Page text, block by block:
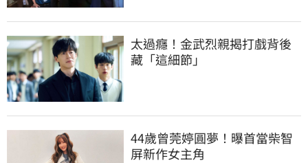
太過癮！金武烈親揭打戲背後
藏「這細節」
44歲曾莞婷圓夢！曝首當柴智
屏新作女主角